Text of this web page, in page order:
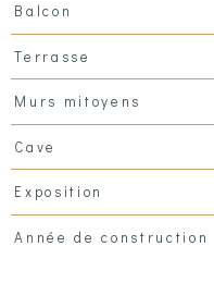
Balcon
Terrasse
Murs mitoyens
Cave
Exposition
Année de construction